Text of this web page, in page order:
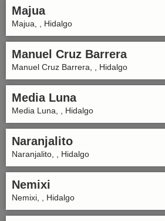
Majua
Majua, , Hidalgo
Manuel Cruz Barrera
Manuel Cruz Barrera, , Hidalgo
Media Luna
Media Luna, , Hidalgo
Naranjalito
Naranjalito, , Hidalgo
Nemixi
Nemixi, , Hidalgo